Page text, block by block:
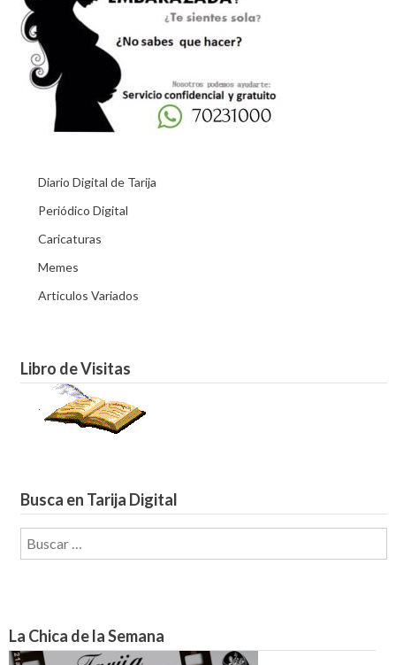
Diario Digital de Tarija
Periódico Digital
Caricaturas
Memes
Articulos Variados
Libro de Visitas
Busca en Tarija Digital
Buscar:
La Chica de la Semana